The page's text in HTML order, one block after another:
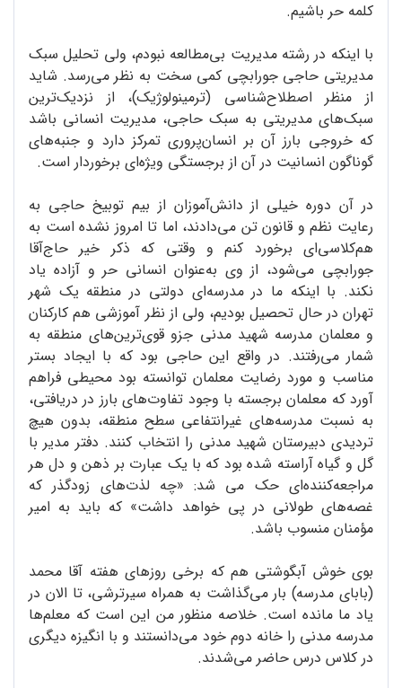
کلمه حر باشیم.
با اینکه در رشته مدیریت بی‌مطالعه نبودم، ولی تحلیل سبک
مدیریتی حاجی جورابچی کمی سخت به نظر می‌رسد. شاید
از منظر اصطلاح‌شناسی (ترمینولوژیک)، از نزدیک‌ترین
سبک‌های مدیریتی به سبک حاجی، مدیریت انسانی باشد
که خروجی بارز آن بر انسان‌پروری تمرکز دارد و جنبه‌های
گوناگون انسانیت در آن از برجستگی ویژه‌ای برخوردار است.
در آن دوره خیلی از دانش‌آموزان از بیم توبیخ حاجی به
رعایت نظم و قانون تن می‌دادند، اما تا امروز نشده است به
هم‌کلاسی‌ای برخورد کنم و وقتی که ذکر خیر حاج‌آقا
جورابچی می‌شود، از وی به‌عنوان انسانی حر و آزاده یاد
نکند. با اینکه ما در مدرسه‌ای دولتی در منطقه یک شهر
تهران در حال تحصیل بودیم، ولی از نظر آموزشی هم کارکنان
و معلمان مدرسه شهید مدنی جزو قوی‌ترین‌های منطقه به
شمار می‌رفتند. در واقع این حاجی بود که با ایجاد بستر
مناسب و مورد رضایت معلمان توانسته بود محیطی فراهم
آورد که معلمان برجسته با وجود تفاوت‌های بارز در دریافتی،
به نسبت مدرسه‌های غیرانتفاعی سطح منطقه، بدون هیچ
تردیدی دبیرستان شهید مدنی را انتخاب کنند. دفتر مدیر با
گل و گیاه آراسته شده بود که با یک عبارت بر ذهن و دل هر
مراجعه‌کننده‌ای حک می شد: «چه لذت‌های زودگذر که
غصه‌های طولانی در پی خواهد داشت» که باید به امیر
مؤمنان منسوب باشد.
بوی خوش آبگوشتی هم که برخی روزهای هفته آقا محمد
(بابای مدرسه) بار می‌گذاشت به همراه سیرترشی، تا الان در
یاد ما مانده است. خلاصه منظور من این است که معلم‌ها
مدرسه مدنی را خانه دوم خود می‌دانستند و با انگیزه دیگری
در کلاس درس حاضر می‌شدند.